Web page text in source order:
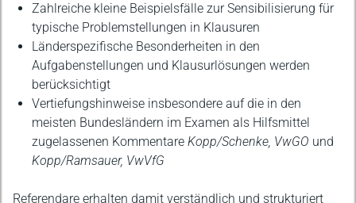
Zahlreiche kleine Beispielsfälle zur Sensibilisierung für
typische Problemstellungen in Klausuren
Länderspezifische Besonderheiten in den
Aufgabenstellungen und Klausurlösungen werden
berücksichtigt
Vertiefungshinweise insbesondere auf die in den
meisten Bundesländern im Examen als Hilfsmittel
zugelassenen Kommentare Kopp/Schenke, VwGO und
Kopp/Ramsauer, VwVfG
Referendare erhalten damit verständlich und strukturiert